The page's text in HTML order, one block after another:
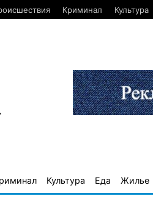
Криминал Культура
Культура Еда Жилье